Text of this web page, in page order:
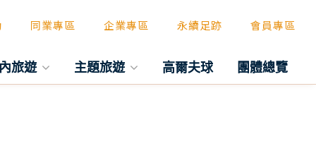
同業專區 企業專區 永續足跡 會員專區
旅遊 主題旅遊 高爾夫球 團體總覽